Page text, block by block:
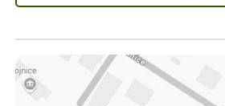
Vše přišlo velice rychle krásně
velice dobře prospívají
Jarda